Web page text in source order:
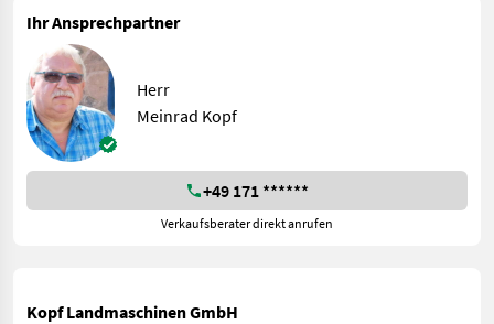
Ihr Ansprechpartner
Herr
Meinrad Kopf
+49 171 ******
Verkaufsberater direkt anrufen
Kopf Landmaschinen GmbH